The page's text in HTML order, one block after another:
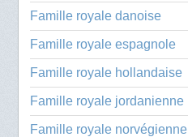
Famille royale danoise
Famille royale espagnole
Famille royale hollandaise
Famille royale jordanienne
Famille royale norvégienne